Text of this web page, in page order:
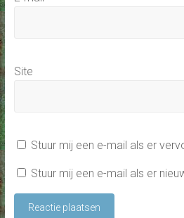
Site
Stuur mij een e-mail als er
Stuur mij een e-mail als er